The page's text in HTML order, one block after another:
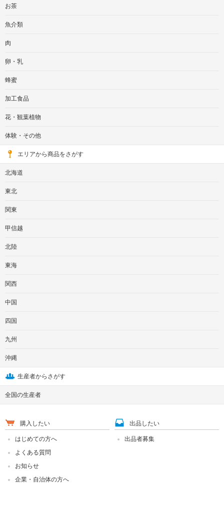
お茶
魚介類
肉
卵・乳
蜂蜜
加工食品
花・観葉植物
体験・その他
エリアから商品をさがす
北海道
東北
関東
甲信越
北陸
東海
関西
中国
四国
九州
沖縄
生産者からさがす
全国の生産者
購入したい
はじめての方へ
よくある質問
お知らせ
企業・自治体の方へ
出品したい
出品者募集